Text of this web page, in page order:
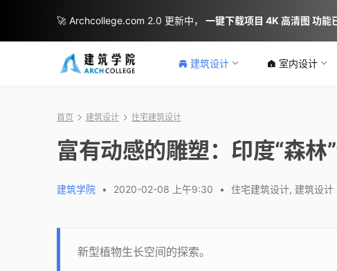
建筑设计 室内设计
首页 建筑设计 住宅建筑设计
富有动感的雕塑：印度“森
建筑学院 • 2020-02-08 上午9:30 • 住宅建筑设计, 建筑设计
新型植物生长空间的探索。
🚀 Archcollege.com 2.0 更新中， 一键下载项目 4K 高清图 功能